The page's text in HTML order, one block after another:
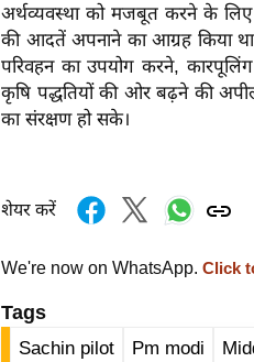
अर्थव्यवस्था को मजबूत करने के लिए
की आदतें अपनाने का आग्रह किया
परिवहन का उपयोग करने,
कृषि पद्धतियों की ओर बढ़ने की
का संरक्षण हो सके।
शेयर करें
We're now on WhatsApp. Click
Tags
Sachin pilot Pm modi